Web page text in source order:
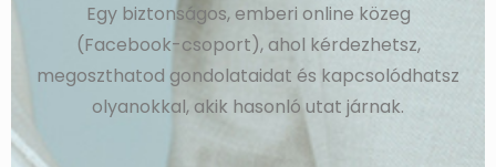
Egy biztonságos, emberi online közeg
(Facebook-csoport), ahol kérdezhetsz,
megoszthatod gondolataidat és kapcsolódhatsz
olyanokkal, akik hasonló utat járnak.